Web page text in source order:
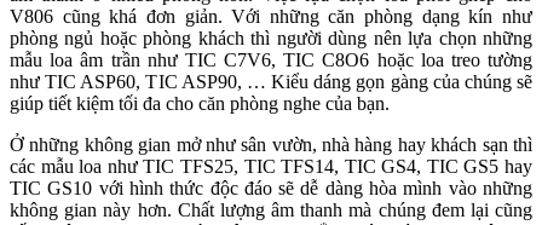
V806 cũng khá đơn giản. Với những căn phòng dạng kín như
phòng ngủ hoặc phòng khách thì người dùng nên lựa chọn những
mẫu loa âm trần như TIC C7V6, TIC C8O6 hoặc loa treo tường
như TIC ASP60, TIC ASP90, … Kiểu dáng gọn gàng của chúng sẽ
giúp tiết kiệm tối đa cho căn phòng nghe của bạn.
Ở những không gian mở như sân vườn, nhà hàng hay khách sạn thì
các mẫu loa như TIC TFS25, TIC TFS14, TIC GS4, TIC GS5 hay
TIC GS10 với hình thức độc đáo sẽ dễ dàng hòa mình vào những
không gian này hơn. Chất lượng âm thanh mà chúng đem lại cũng